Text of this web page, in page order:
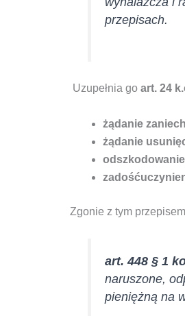
przepisach.
Uzupełnia go art. 24
żądanie
żądanie
Zgonie z tym
art. 448 § 1
naruszone,
pieniężną na